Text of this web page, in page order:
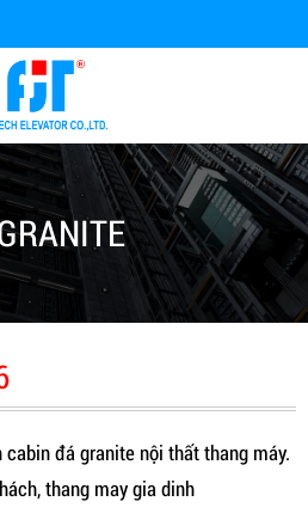
cabin đá granite nội thất thang máy.
thang may gia dinh